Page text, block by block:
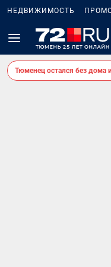
НЕДВИЖИМОСТЬ
Тюменец остался без дома